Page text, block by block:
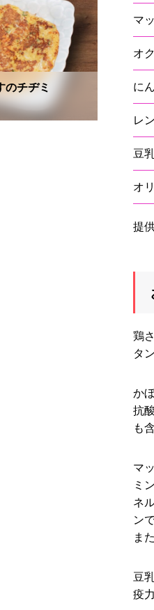
マ
オ
に
レ
豆
オ
提
鶏
タ
か
抗
も
マ
ミ
ネ
ン
ま
豆
疫
のチヂミ